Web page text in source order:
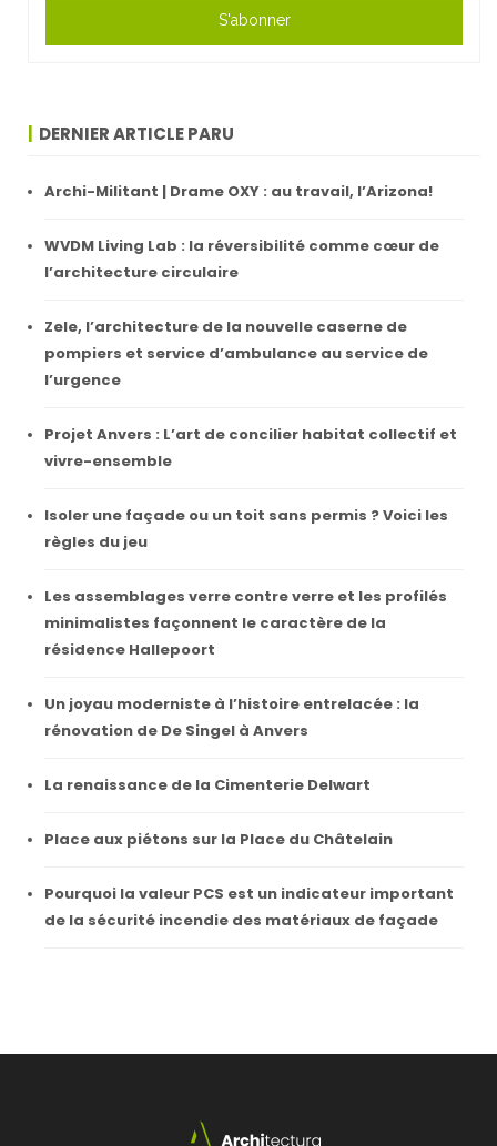
S'abonner
DERNIER ARTICLE PARU
Archi-Militant | Drame OXY : au travail, l’Arizona!
WVDM Living Lab : la réversibilité comme cœur de
l’architecture circulaire
Zele, l’architecture de la nouvelle caserne de
pompiers et service d’ambulance au service de
l’urgence
Projet Anvers : L’art de concilier habitat collectif et
vivre-ensemble
Isoler une façade ou un toit sans permis ? Voici les
règles du jeu
Les assemblages verre contre verre et les profilés
minimalistes façonnent le caractère de la
résidence Hallepoort
Un joyau moderniste à l’histoire entrelacée : la
rénovation de De Singel à Anvers
La renaissance de la Cimenterie Delwart
Place aux piétons sur la Place du Châtelain
Pourquoi la valeur PCS est un indicateur important
de la sécurité incendie des matériaux de façade